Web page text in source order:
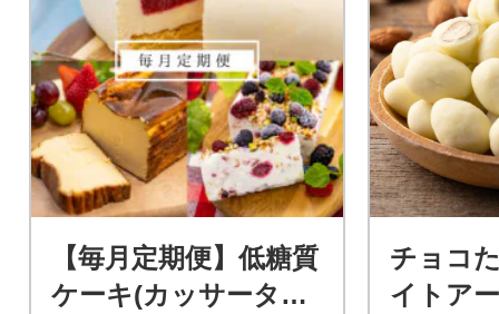
【毎月定期便】低糖質
ケーキ(カッサータ・
チョコ
イトア